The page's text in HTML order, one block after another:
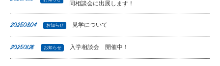
同相談会に出展します！
2025.03.04 お知らせ 見学について
2025.01.28 お知らせ 入学相談会 開催中！